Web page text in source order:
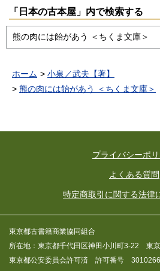
「日本の古本屋」内で検索する
ホーム
小泉／武夫【著】
熊の肉には飴があう ＜ちくま文庫＞
プライバシーポ
よくある質問
特定商取引に関する法律
東京都古書籍商業協同組合
所在地：東京都千代田区神田小川町3-22 東
東京都公安委員会許可済 許可番号